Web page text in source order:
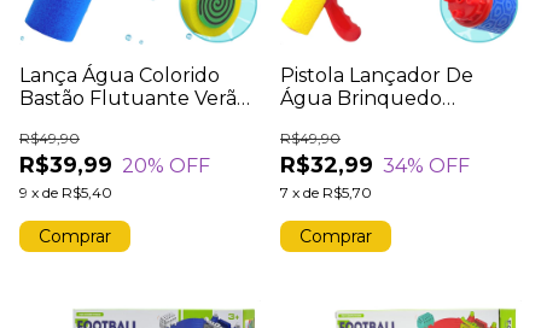
Lança Água Colorido
Bastão Flutuante Verão
Potente
R$39,99
R$49,90
20% OFF
9 x de R$5,40
Pistola Lançador De
Água Brinquedo
Praia
R$32,99
R$49,90
34% OFF
7 x de R$5,70